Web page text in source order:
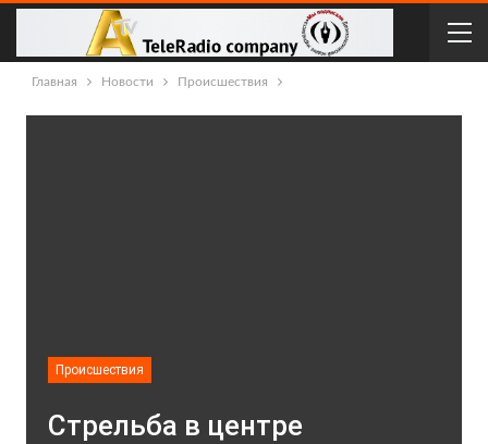
Главная Новости Происшествия
Происшествия
Стрельба в центре